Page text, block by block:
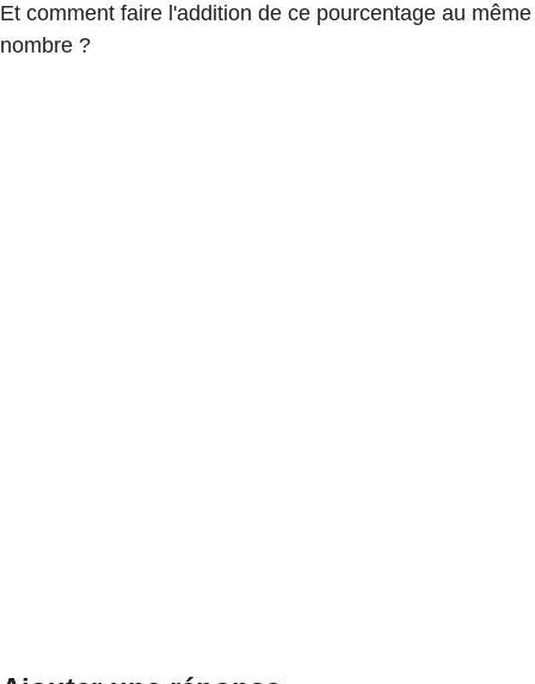
Et comment faire l'addition de ce pourcentage au même
nombre ?